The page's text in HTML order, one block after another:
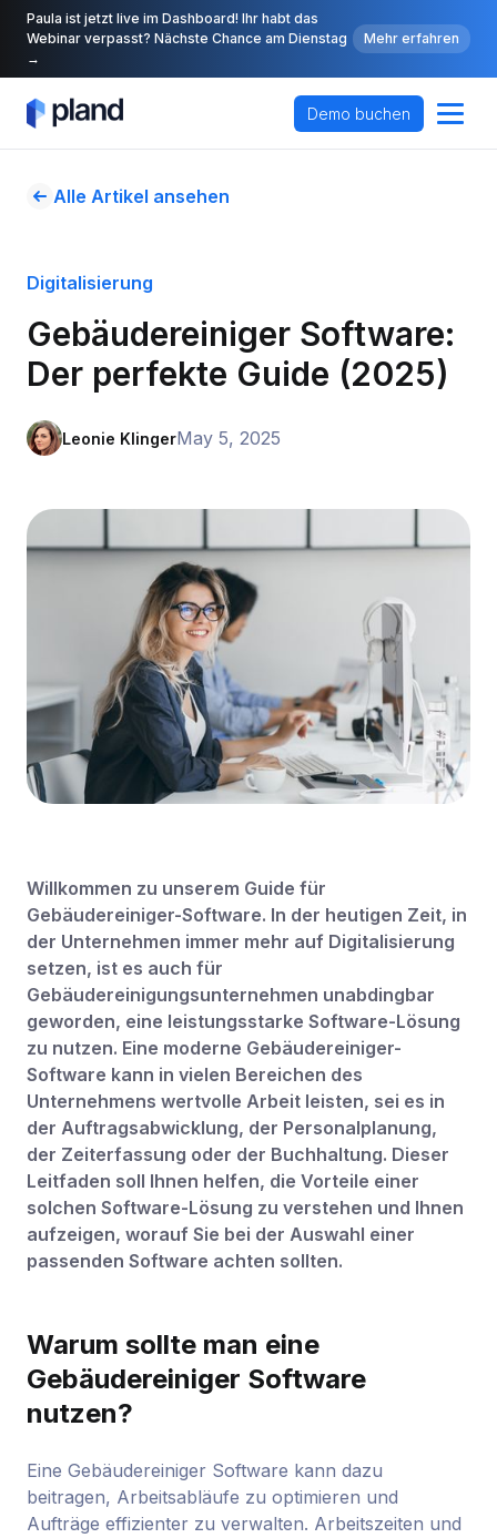
Paula ist jetzt live im Dashboard! Ihr habt das
Webinar verpasst? Nächste Chance am Dienstag
→
Mehr erfahren
Demo buchen
Alle Artikel ansehen
Digitalisierung
Gebäudereiniger Software:
Der perfekte Guide (2025)
Leonie KlingerMay 5, 2025
Willkommen zu unserem Guide für
Gebäudereiniger-Software. In der heutigen Zeit, in
der Unternehmen immer mehr auf Digitalisierung
setzen, ist es auch für
Gebäudereinigungsunternehmen unabdingbar
geworden, eine leistungsstarke Software-Lösung
zu nutzen. Eine moderne Gebäudereiniger-
Software kann in vielen Bereichen des
Unternehmens wertvolle Arbeit leisten, sei es in
der Auftragsabwicklung, der Personalplanung,
der Zeiterfassung oder der Buchhaltung. Dieser
Leitfaden soll Ihnen helfen, die Vorteile einer
solchen Software-Lösung zu verstehen und Ihnen
aufzeigen, worauf Sie bei der Auswahl einer
passenden Software achten sollten.
Warum sollte man eine
Gebäudereiniger Software
nutzen?
Eine Gebäudereiniger Software kann dazu
beitragen, Arbeitsabläufe zu optimieren und
Aufträge effizienter zu verwalten. Arbeitszeiten und